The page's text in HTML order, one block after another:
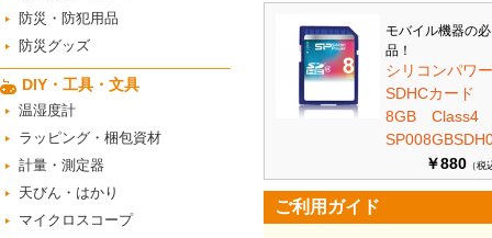
防災・防犯用品
防災グッズ
DIY・工具・文具
温湿度計
ラッピング・梱包資材
計量・測定器
天びん・はかり
マイクロスコープ
モバイル機器の
品！
シリコンパ
SDHCカード
8GB
￥880 （税
ご利用ガイド